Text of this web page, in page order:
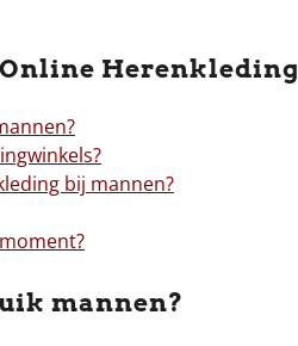
Herenkleding
bij mannen?
mannen?